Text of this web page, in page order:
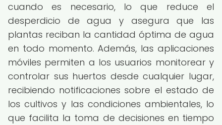
cuando es necesario, lo que reduce el
desperdicio de agua y asegura que las
plantas reciban la cantidad óptima de agua
en todo momento. Además, las aplicaciones
móviles permiten a los usuarios monitorear y
controlar sus huertos desde cualquier lugar,
recibiendo notificaciones sobre el estado de
los cultivos y las condiciones ambientales, lo
que facilita la toma de decisiones en tiempo